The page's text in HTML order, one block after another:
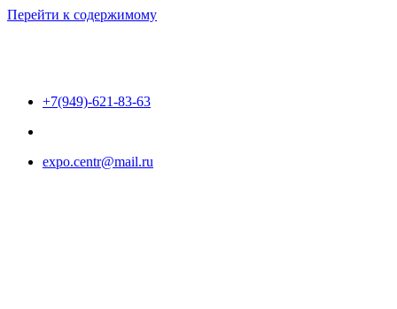
Перейти к содержимому
+7(949)-621-83-63
expo.centr@mail.ru